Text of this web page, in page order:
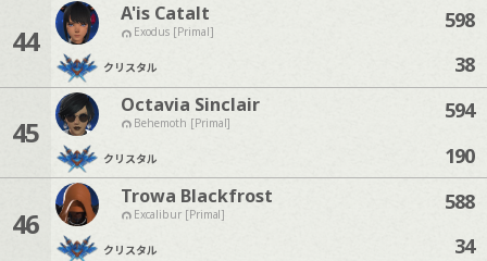
44
A'is Catalt
Exodus [Primal]
クリスタル
598
38
45
Octavia Sinclair
Behemoth [Primal]
クリスタル
594
190
46
Trowa Blackfrost
Excalibur [Primal]
クリスタル
588
34